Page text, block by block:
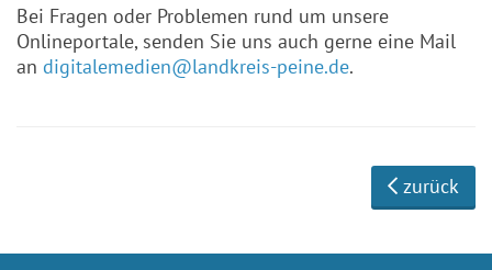
Bei Fragen oder Problemen rund um unsere
Onlineportale, senden Sie uns auch gerne eine Mail
an digitalemedien@landkreis-peine.de.
zurück